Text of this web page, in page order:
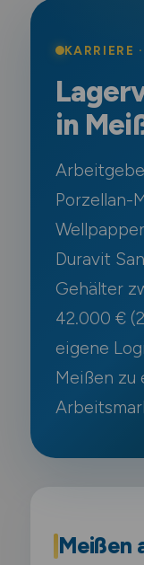
KARRIERE
in
Porzellan-
Duravit
Gehälter
42.000 €
eigene
Meißen zu
Meißen